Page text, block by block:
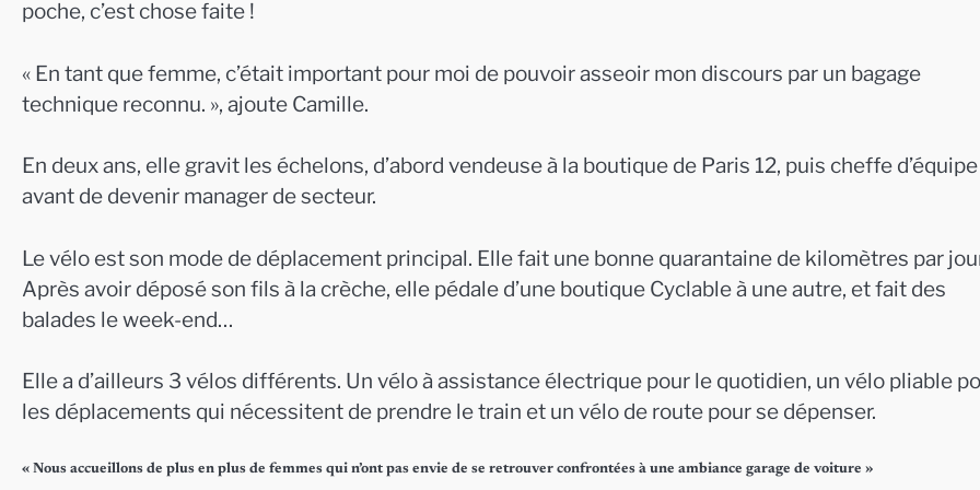
poche, c’est chose faite !
« En tant que femme, c’était important pour moi de pouvoir asseoir mon discours par un bagage
technique reconnu. », ajoute Camille.
En deux ans, elle gravit les échelons, d’abord vendeuse à la boutique de Paris 12, puis cheffe d’équipe
avant de devenir manager de secteur.
Le vélo est son mode de déplacement principal. Elle fait une bonne quarantaine de kilomètres par
Après avoir déposé son fils à la crèche, elle pédale d’une boutique Cyclable à une autre, et fait des
balades le week-end…
Elle a d’ailleurs 3 vélos différents. Un vélo à assistance électrique pour le quotidien, un vélo pliable
les déplacements qui nécessitent de prendre le train et un vélo de route pour se dépenser.
« Nous accueillons de plus en plus de femmes qui n’ont pas envie de se retrouver confrontées à une ambiance garage de voiture »